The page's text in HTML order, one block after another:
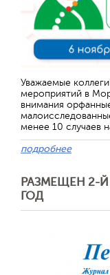
Уважаемые
мероприятий в
внимания
менее 10 случаев
подробнее
РАЗМЕЩЕН 2-
ГОД